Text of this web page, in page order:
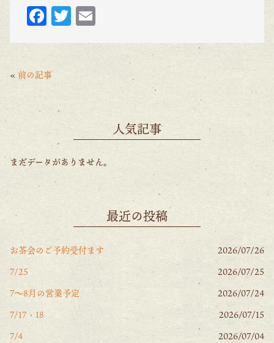
F
ac
eb
o
T
w m
ai
« 前の記事
人気記事
まだデータがありません。
最近の投稿
お茶会のご予約受付ます
2026/07/26
7/25
2026/07/25
7〜8月の営業予定
2026/07/24
7/17・18
2026/07/15
7/4
2026/07/04